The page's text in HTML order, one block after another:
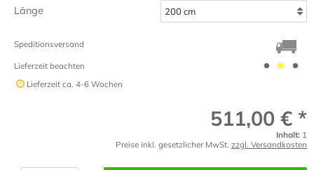
Länge
Speditionsversand
Lieferzeit beachten
Lieferzeit ca. 4-6 Wochen
511,00 € *
Inhalt: 1
Preise inkl. gesetzlicher MwSt. zzgl. Versandkosten